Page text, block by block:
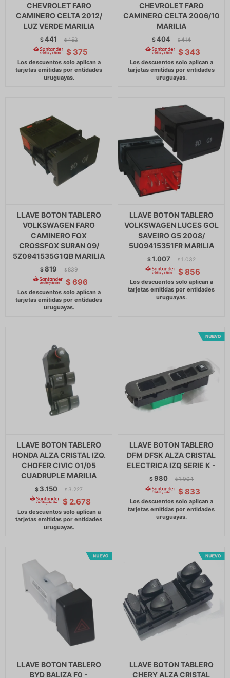
CHEVROLET FARO
CAMINERO CELTA 2012/
LUZ VERDE MARILIA
$441 $ 452
$ 375
CHEVROLET FARO
CAMINERO CELTA 2006/10
MARILIA
$404 $ 414
$ 343
LLAVE BOTON TABLERO
VOLKSWAGEN FARO
CAMINERO FOX
CROSSFOX SURAN 09/
5Z0941535G1QB MARILIA
$819 $ 839
$ 696
LLAVE BOTON TABLERO
VOLKSWAGEN LUCES GOL
SAVEIRO G5 2008/
5U09415351FR MARILIA
$1.007 $ 1.032
$ 856
LLAVE BOTON TABLERO
HONDA ALZA CRISTAL IZQ.
CHOFER CIVIC 01/05
CUADRUPLE MARILIA
$ 3.150 $ 3.227
$ 2.678
LLAVE BOTON TABLERO
DFM DFSK ALZA CRISTAL
ELECTRICA IZQ SERIE K -
$980 $ 1.004
$ 833
LLAVE BOTON TABLERO
BYD BALIZA F0 -
LLAVE BOTON TABLERO
CHERY ALZA CRISTAL